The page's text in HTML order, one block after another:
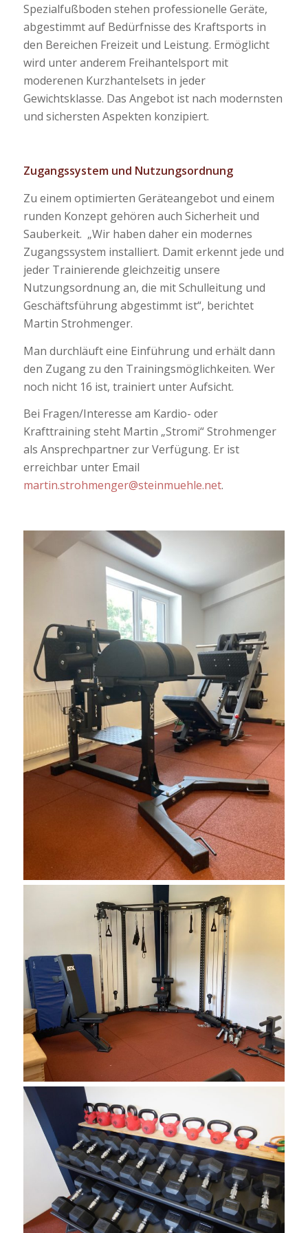
Spezialfußboden stehen professionelle Geräte,
abgestimmt auf Bedürfnisse des Kraftsports in
den Bereichen Freizeit und Leistung. Ermöglicht
wird unter anderem Freihantelsport mit
moderenen Kurzhantelsets in jeder
Gewichtsklasse. Das Angebot ist nach modernsten
und sichersten Aspekten konzipiert.
Zugangssystem und Nutzungsordnung
Zu einem optimierten Geräteangebot und einem
runden Konzept gehören auch Sicherheit und
Sauberkeit. „Wir haben daher ein modernes
Zugangssystem installiert. Damit erkennt jede und
jeder Trainierende gleichzeitig unsere
Nutzungsordnung an, die mit Schulleitung und
Geschäftsführung abgestimmt ist“, berichtet
Martin Strohmenger.
Man durchläuft eine Einführung und erhält dann
den Zugang zu den Trainingsmöglichkeiten. Wer
noch nicht 16 ist, trainiert unter Aufsicht.
Bei Fragen/Interesse am Kardio- oder
Krafttraining steht Martin „Stromi“ Strohmenger
als Ansprechpartner zur Verfügung. Er ist
erreichbar unter Email
martin.strohmenger@steinmuehle.net.